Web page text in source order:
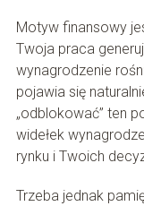
Motyw finansowy
Twoja praca
wynagrodzenie
pojawia się
„odblokować” ten
widełek
rynku i Twoich
Trzeba jednak